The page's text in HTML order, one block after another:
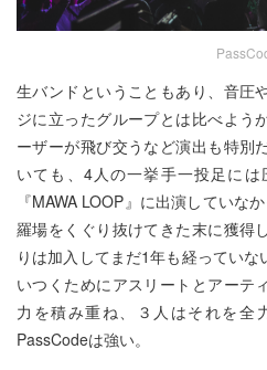
生バンドということもあり、音圧
ジに立ったグループとは比べよう
ーザーが飛び交うなど演出も特別
いても、4人の一挙手一投足に
『MAWA LOOP』に出演していな
羅場をくぐり抜けてきた末に獲得
りは加入してまだ1年も経ってい
いつくためにアスリートとアーテ
力を積み重ね、３人はそれを全
PassCodeは強い。